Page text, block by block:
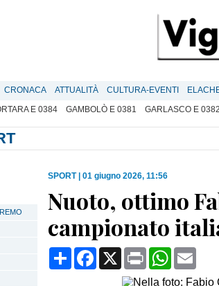
CRONACA ATTUALITÀ CULTURA-EVENTI
E 0384 GAMBOLÒ E 0381 GARLASCO E 0382
SPORT| 01 giugno 2026, 11:56
Nuoto, ottimo
campionato
CondividiFacebook
X Print WhatsApp